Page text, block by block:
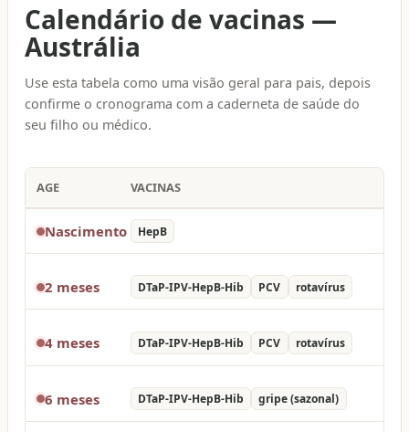
Calendário de vacinas —
Austrália
Use esta tabela como uma visão geral para pais, depois
confirme o cronograma com a caderneta de saúde do
seu filho ou médico.
AGE VACINAS
Nascimento HepB
2 meses DTaP-IPV-HepB-Hib PCV rotavírus
4 meses DTaP-IPV-HepB-Hib PCV rotavírus
6 meses DTaP-IPV-HepB-Hib gripe (sazonal)